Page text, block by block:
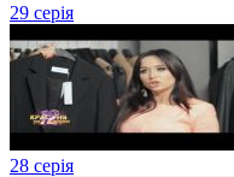
29 серія
28 серія